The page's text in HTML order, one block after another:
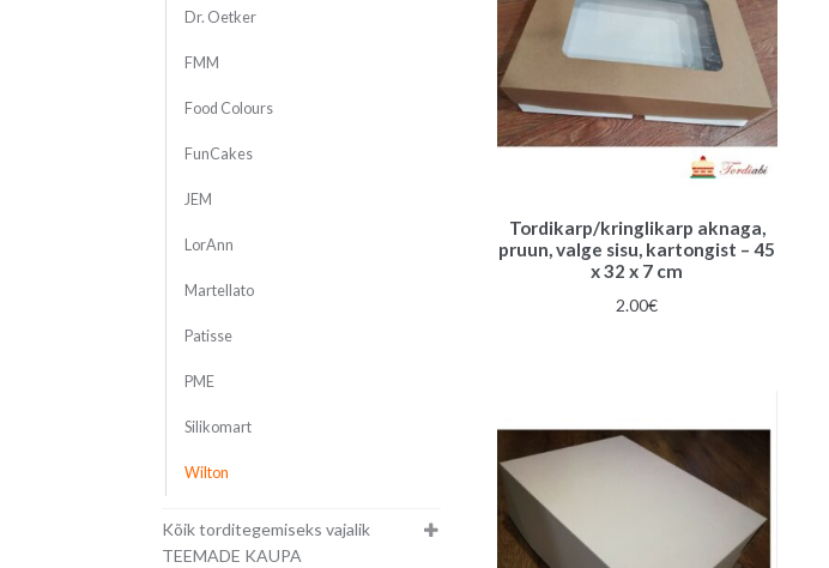
Tordikarp/kringlikarp aknaga,
pruun, valge sisu, kartongist – 45
x 32 x 7 cm
2.00€
Dr. Oetker
FMM
Food Colours
FunCakes
JEM
LorAnn
Martellato
Patisse
PME
Silikomart
Wilton
Kõik torditegemiseks vajalik
TEEMADE KAUPA